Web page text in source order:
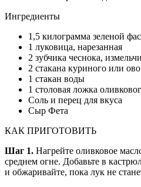
Ингредиенты
1,5 килограмма зеленой
1 луковица, нарезанная
2 зубчика чеснока,
2 стакана куриного или
1 стакан воды
1 столовая ложка
Соль и перец для вкуса
Сыр Фета
КАК ПРИГОТОВИТЬ
Шаг 1. Нагрейте оливковое
среднем огне. Добавьте в
и обжаривайте, пока лук не